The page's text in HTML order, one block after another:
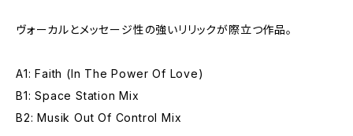
ヴォーカルとメッセージ性の強いリリックが際立つ作品。
A1: Faith (In The Power Of Love)
B1: Space Station Mix
B2: Musik Out Of Control Mix